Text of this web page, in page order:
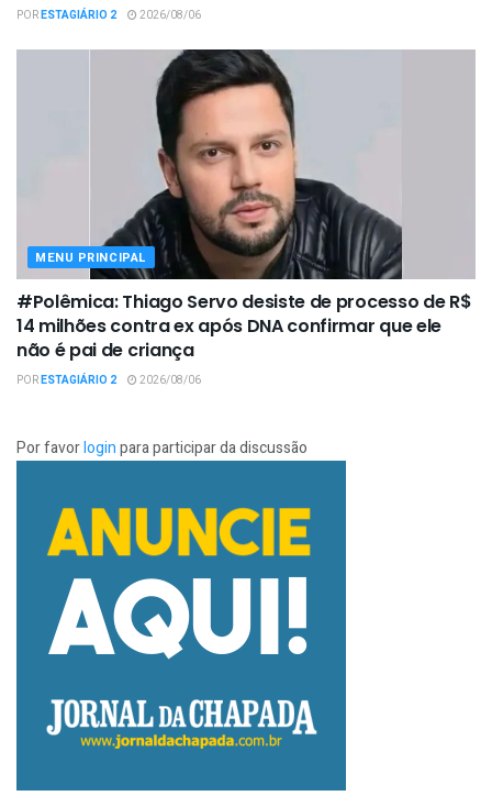
PORESTAGIÁRIO 2 2026/08/06
MENU PRINCIPAL
#Polêmica: Thiago Servo desiste de processo de R$
14 milhões contra ex após DNA confirmar que ele
não é pai de criança
PORESTAGIÁRIO 2 2026/08/06
Por favorloginpara participar da discussão